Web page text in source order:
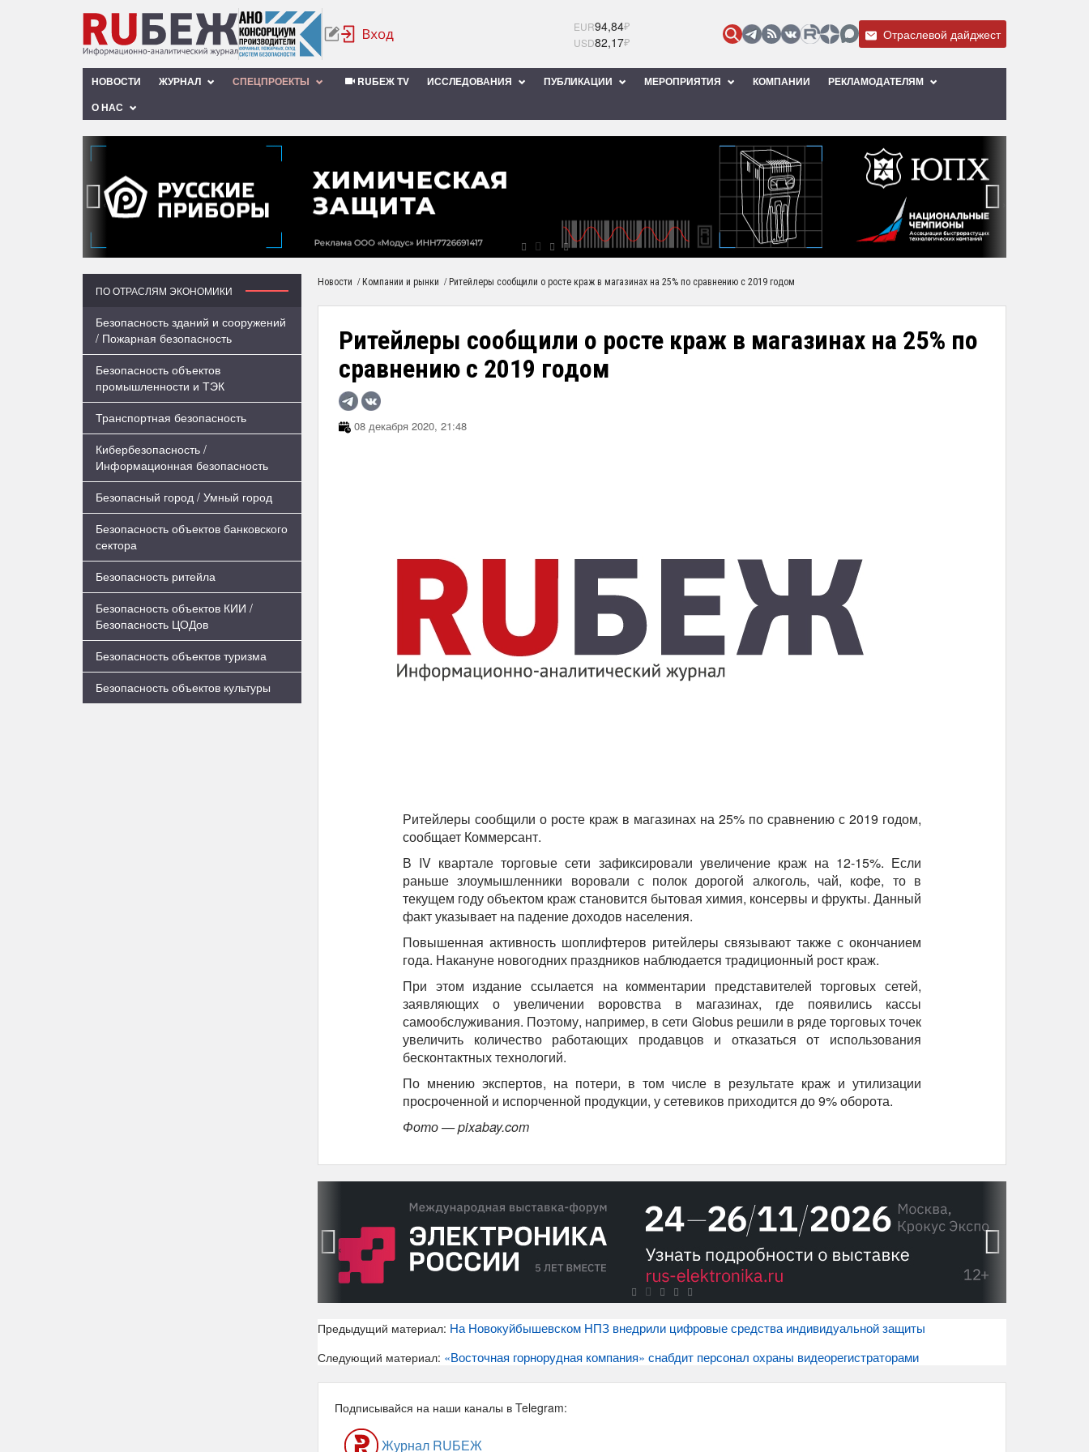
EUR94,84₽
USD82,17₽ Отраслевой дайджест
НОВОСТИ ЖУРНАЛ СПЕЦПРОЕКТЫ RUБЕЖ TV ИССЛЕДОВАНИЯ ПУБЛИКАЦИИ МЕРОПРИЯТИЯ КОМПАНИИ
РЕКЛАМОДАТЕЛЯМ
О НАС
‹
ПО ОТРАСЛЯМ ЭКОНОМИКИ
Безопасность зданий и сооружений
/ Пожарная безопасность
Безопасность объектов
промышленности и ТЭК
Транспортная безопасность
Кибербезопасность /
Информационная безопасность
Безопасный город / Умный город
Безопасность объектов банковского
сектора
Безопасность ритейла
Безопасность объектов КИИ /
Безопасность ЦОДов
Безопасность объектов туризма
Безопасность объектов культуры
Новости / Компании и рынки / Ритейлеры сообщили о росте краж в магазинах на 25% по сравнению с 2019 годом
Ритейлеры сообщили о росте краж в магазинах на 25% по
сравнению с 2019 годом
08 декабря 2020, 21:48
Ритейлеры сообщили о росте краж в магазинах на 25% по сравнению с 2019 годом,
сообщает Коммерсант.
В IV квартале торговые сети зафиксировали увеличение краж на 12-15%. Если
раньше злоумышленники воровали с полок дорогой алкоголь, чай, кофе, то в
текущем году объектом краж становится бытовая химия, консервы и фрукты. Данный
факт указывает на падение доходов населения.
Повышенная активность шоплифтеров ритейлеры связывают также с окончанием
года. Накануне новогодних праздников наблюдается традиционный рост краж.
При этом издание ссылается на комментарии представителей торговых сетей,
заявляющих о увеличении воровства в магазинах, где появились кассы
самообслуживания. Поэтому, например, в сети Globus решили в ряде торговых точек
увеличить количество работающих продавцов и отказаться от использования
бесконтактных технологий.
По мнению экспертов, на потери, в том числе в результате краж и утилизации
просроченной и испорченной продукции, у сетевиков приходится до 9% оборота.
Фото — pixabay.com
‹
Предыдущий материал: На Новокуйбышевском НПЗ внедрили цифровые средства индивидуальной защиты
Следующий материал: «Восточная горнорудная компания» снабдит персонал охраны видеорегистраторами
Подписывайся на наши каналы в Telegram:
Журнал RUБЕЖ